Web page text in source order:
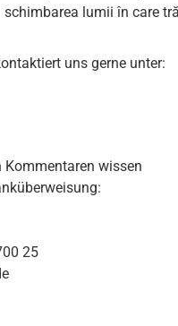
schimbarea lumii în care
uns gerne unter:
wissen
25